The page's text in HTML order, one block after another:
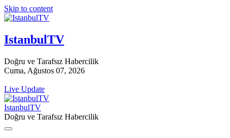
Skip to content
IstanbulTV
Doğru ve Tarafsız Habercilik
Cuma, Ağustos 07, 2026
Live Update
IstanbulTV
Doğru ve Tarafsız Habercilik